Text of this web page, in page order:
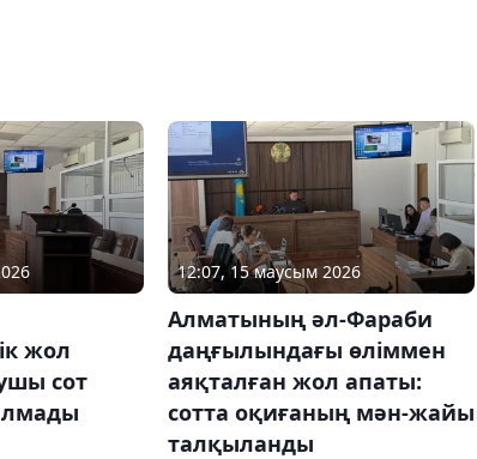
жол
сот
12:07, 15 маусым 2026
Алматының әл-Фараби
даңғылындағы өліммен
аяқталған жол апаты:
сотта оқиғаның мән-жайы
талқыланды